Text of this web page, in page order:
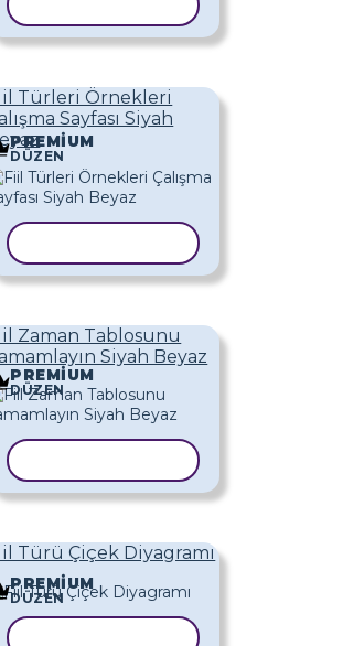
Türleri Örnekleri
Sayfası Siyah
PREMIUM
DÜZEN
Zaman Tablosunu
Siyah Beyaz
PREMIUM
DÜZEN
Türü Çiçek Diyagramı
PREMIUM
DÜZEN